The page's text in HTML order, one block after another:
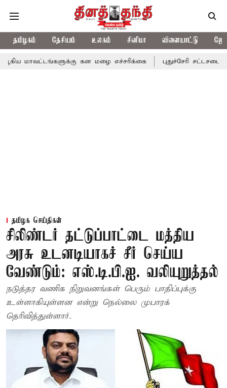
தமிழகம் தேசியம் உலகம் சினிமா விளையாட்டு
கன மழை எச்சரிக்கை புதுச்சேரி சட்டசபையில் வரும்
தமிழக செய்திகள்
சிலிண்டர் தட்டுப்பாட்டை மத்திய
அரசு உடனடியாகச் சீர் செய்ய
வேண்டும்: எஸ்.டி.பி.ஐ. வலியுறுத்தல்
நடுத்தர வணிக நிறுவனங்கள் பெரும் பாதிப்புக்கு
உள்ளாகியுள்ளன என்று நெல்லை முபாரக்
தெரிவித்துள்ளார்.